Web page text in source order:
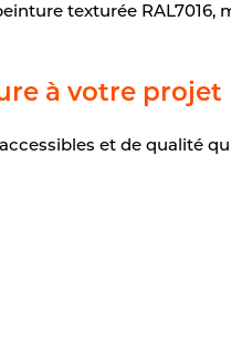
texturée RAL7016,
à votre projet
et de qualité